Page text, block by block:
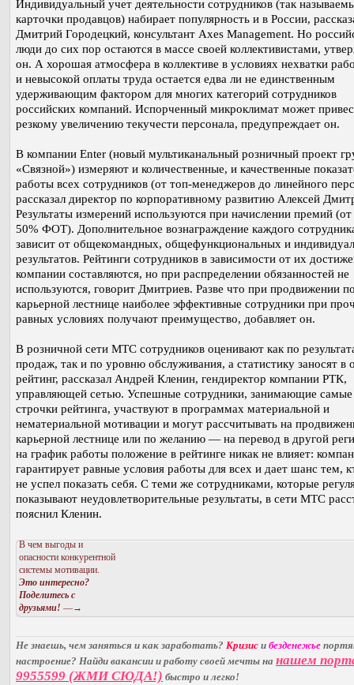
Индивидуальный учет деятельности сотрудников (так
карточки продавцов) набирает популярность и в России,
Дмитрий Городецкий, консультант Axes Management. Но
люди до сих пор остаются в массе своей коллективистами,
он. А хорошая атмосфера в коллективе в условиях нехватки
и невысокой оплаты труда остается едва ли не единственным
удерживающим фактором для многих категорий сотрудников
российских компаний. Испорченный микроклимат может
резкому увеличению текучести персонала, предупреждает он.
В компании Enter (новый мультиканальный розничный проект
«Связной») измеряют и количественные, и качественные
работы всех сотрудников (от топ-менеджеров до линейного
рассказал директор по корпоративному развитию Алексей
Результаты измерений используются при начислении премий
50% ФОТ). Дополнительное вознаграждение каждого
зависит от общекомандных, общефункциональных и
результатов. Рейтинги сотрудников в зависимости от их
компании составляются, но при распределении обязанностей не
используются, говорит Дмитриев. Разве что при продвижении
карьерной лестнице наиболее эффективные сотрудники при
равных условиях получают преимущество, добавляет он.
В розничной сети МТС сотрудников оценивают как по
продаж, так и по уровню обслуживания, а статистику заносят в
рейтинг, рассказал Андрей Кленин, гендиректор компании РТК,
управляющей сетью. Успешные сотрудники, занимающие самые
строчки рейтинга, участвуют в программах материальной и
нематериальной мотивации и могут рассчитывать на
карьерной лестнице или по желанию — на перевод в другой
на график работы положение в рейтинге никак не влияет:
гарантирует равные условия работы для всех и дает шанс тем,
не успел показать себя. С теми же сотрудниками, которые
показывают неудовлетворительные результаты, в сети МТС
пояснил Кленин.
В чем выгоды и
опасности конкурентной
системы мотивации.
Это интересно?
Поделитесь с
друзьями! —→
Не знаешь, чем заняться и как заработать? Кризис и безденежье
настроение? Найди вакансии и работу своей мечты на нашем
9955599 (ЖМИ СЮДА!) быстро и легко!